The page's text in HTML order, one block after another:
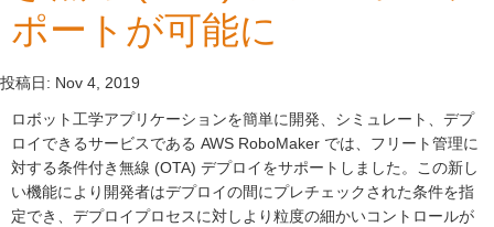
ポートが可能に
投稿日: Nov 4, 2019
ロボット工学アプリケーションを簡単に開発、シミュレート、デプ
ロイできるサービスである AWS RoboMaker では、フリート管理に
対する条件付き無線 (OTA) デプロイをサポートしました。この新し
い機能により開発者はデプロイの間にプレチェックされた条件を指
定でき、デプロイプロセスに対しより粒度の細かいコントロールが